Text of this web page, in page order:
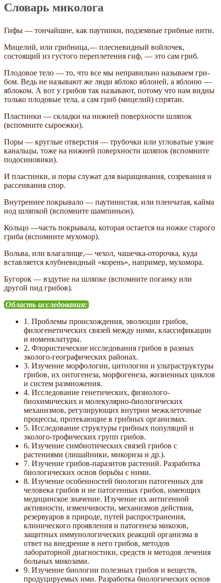
Словарь миколога
Гифы — тончайшие, как паутинки, подземные грибные нити.
Мицелий, или грибница,— плесневидный войлочек,
состоящий из густого переплетения гиф, — это сам гриб.
Плодовое тело — то, что все мы неправильно называем гри­
бом. Ведь не называют же люди яблоко яблоней, а яблоню —
яблоком. А вот у грибов так называют, потому что нам видны
только плодовые тела, а сам гриб (мицелий) спрятан.
Пластинки — складки на нижней поверхности шляпок
(вспом­ните сыроежки).
Поры — круглые отверстия — трубочки или угловатые узкие
канальцы, тоже на нижней поверхности шляпок (вспомните
подосиновики).
И пластинки, и поры служат для выращивания, созревания и
рассеивания спор.
Внутреннее покрывало — паутинистая, или пленчатая, кайма
иод шляпкой (вспомните шампиньон).
Кольцо —часть покрывала, которая остается на ножке ста­рого
гриба (вспомните мухомор).
Вольва, или влагалище,— чехол, чашечка-оторочка, куда
вставляется клубневидный «корень», например, мухомора.
Бугорок — вздутие на шляпке (вспомните поганку или
другой пид грибов).
Область исследования:
1. Проблемы происхождения, эволюции грибов,
филогенетических связей между ними, классификации
и номенклатуры.
2. Флористические исследования грибов в разных
эколого-географических районах.
3. Изучение морфологии, цитологии и ультраструктуры
грибов, их онтогенеза, морфогенеза, жизненных циклов
и систем размножения.
4. Исследование генетических, физиолого-
биохимических и молекулярно-биологических
механизмов, регулирующих внутрии межклеточные
процессы, протекающие в грибных организмах.
5. Исследование структуры грибных популяций и
эколого-трофических групп грибов.
6. Изучение симбиотических связей грибов с
растениями (лишайники, микориза и др.).
7. Изучение грибов-паразитов растений. Разработка
биологических основ борьбы с ними.
8. Изучение особенностей биологии патогенных для
человека грибов и не патогенных грибов, имеющих
медицинское значение. Изучение их антигенной
активности, изменчивости, механизмов действия,
резервуаров в природе, путей распространения,
клинического проявления и патогенеза микозов,
защитных иммунологических реакций организма в
ответ на внедрение в него грибов, методов
лабораторной диагностики, средств и методов лечения
больных микозами.
9. Изучение биологии полезных грибов и веществ,
продуцируемых ими. Разработка биологических основ